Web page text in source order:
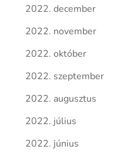
2022. december
2022. november
2022. október
2022. szeptember
2022. augusztus
2022. július
2022. június